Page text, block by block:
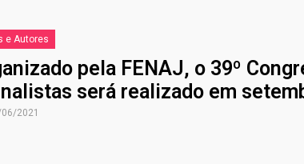
e Autores
pela FENAJ, o 39º
será realizado em
2021